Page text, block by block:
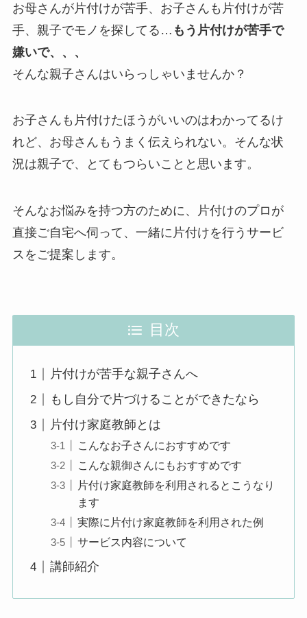
お母さんが片付けが苦手、お子さんも片付けが苦
手、親子でモノを探してる… もう片付けが苦手で
嫌いで、、、
そんな親子さんはいらっしゃいませんか？
お子さんも片付けたほうがいいのはわかってるけ
れど、お母さんもうまく伝えられない。そんな状
況は親子で、とてもつらいことと思います。
そんなお悩みを持つ方のために、片付けのプロが
直接ご自宅へ伺って、一緒に片付けを行うサービ
スをご提案します。
目次
片付けが苦手な親子さんへ
もし自分で片づけることができたなら
片付け家庭教師とは
こんなお子さんにおすすめです
こんな親御さんにもおすすめです
片付け家庭教師を利用されるとこうなり
ます
実際に片付け家庭教師を利用された例
サービス内容について
講師紹介